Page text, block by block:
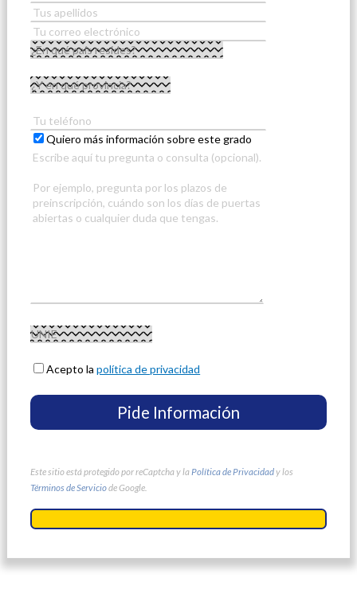
Quiero más información sobre este grado
Acepto lapolítica de privacidad
Este sitio está protegido por reCaptcha y la Política de Privacidady los
Términos de Serviciode Google.